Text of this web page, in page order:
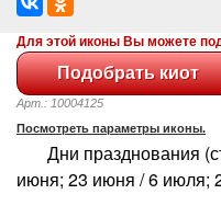
Для этой иконы Вы можете
Арт.: 10004125
Посмотреть параметры иконы.
Дни празднования
июня; 23 июня / 6 июля;